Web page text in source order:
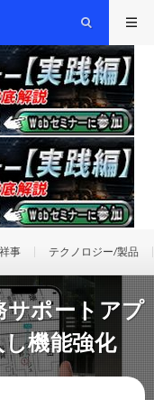
事 テクノロジー/製品
サポートアプ
機能強化